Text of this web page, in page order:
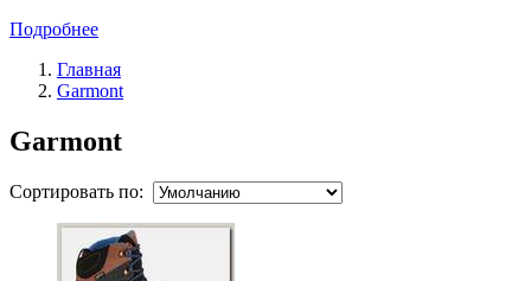
Подробнее
Главная
Garmont
Garmont
Сортировать по: